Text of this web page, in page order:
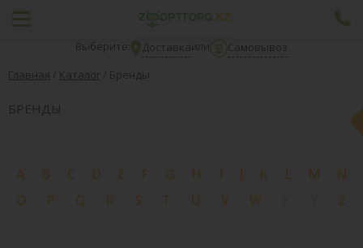
Выберите: Доставкаили
Самовывоз
Главная / Каталог / Бренды
БРЕНДЫ
A B C D E F G H I J K L M
N
O
P Q R S T U V W Z